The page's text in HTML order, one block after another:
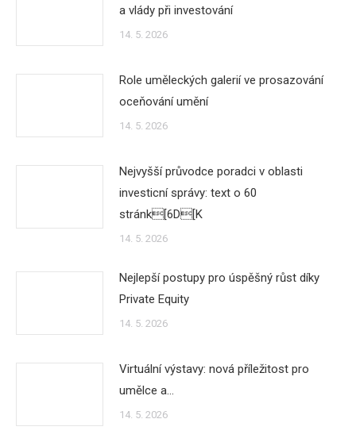
a vlády při investování
14. 5. 2026
Role uměleckých galerií ve prosazování
oceňování umění
14. 5. 2026
Nejvyšší průvodce poradci v oblasti
investicní správy: text o 60
stránk[6D[K
14. 5. 2026
Nejlepší postupy pro úspěšný růst díky
Private Equity
14. 5. 2026
Virtuální výstavy: nová příležitost pro
umělce a…
14. 5. 2026